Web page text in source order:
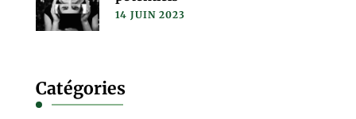
14 JUIN 2023
Catégories